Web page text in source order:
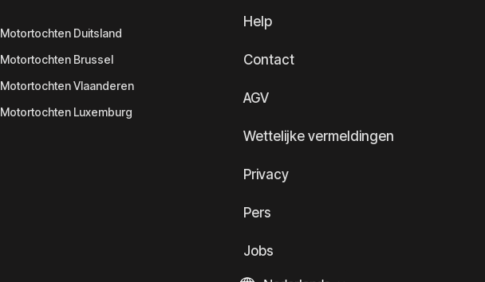
Motortochten Duitsland
Motortochten Brussel
Motortochten Vlaanderen
Motortochten Luxemburg
Help
Contact
AGV
Wettelijke vermeldingen
Privacy
Pers
Jobs